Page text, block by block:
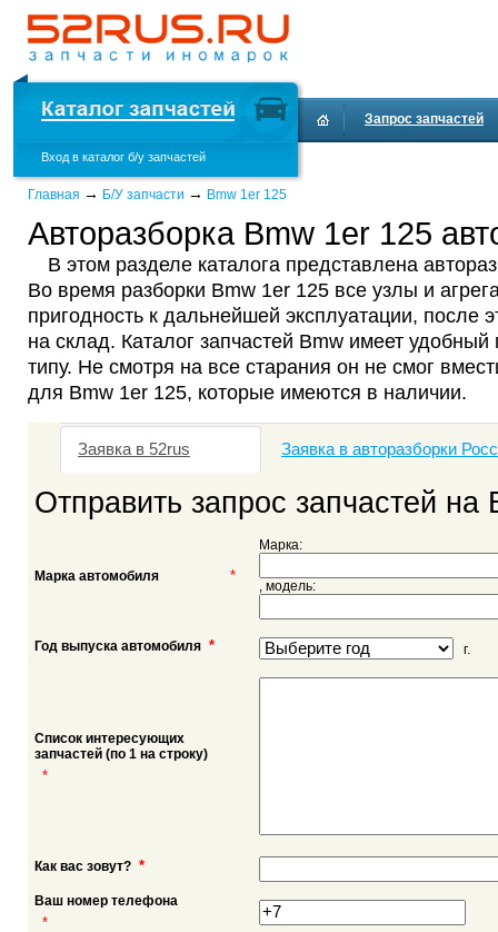
Вход в каталог б/у запчастей
Запрос запчастей
Главная → Б/У запчасти → Bmw 1er 125
Авторазборка Bmw 1er 125
В этом разделе каталога представлена
Во время разборки Bmw 1er 125 все узлы и
пригодность к дальнейшей эксплуатации, после
на склад. Каталог запчастей Bmw имеет удобный
типу. Не смотря на все старания он не смог
для Bmw 1er 125, которые имеются в наличии.
Заявка в 52rus Заявка в авторазборки
Отправить запрос запчастей на
Марка автомобиля *
Марка:
, модель:
Год выпуска автомобиля * г.
Список интересующих
запчастей (по 1 на строку)
*
Как вас зовут? *
Ваш номер телефона
*